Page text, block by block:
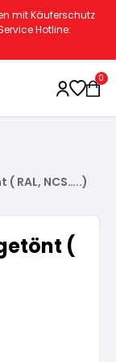
mit Käuferschutz
Hotline:
0
RAL, NCS…..)
(